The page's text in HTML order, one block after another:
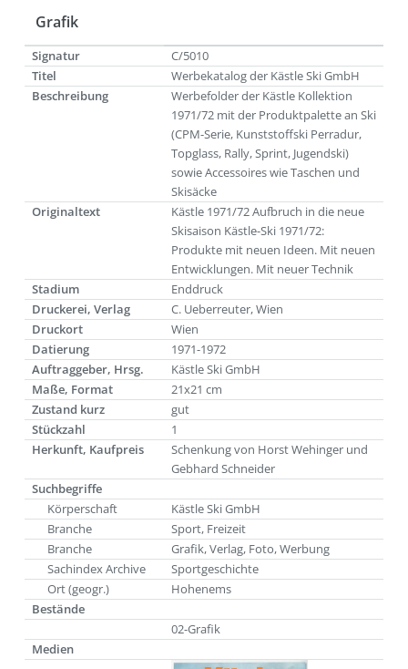
Grafik
Signatur
C/5010
Titel
Werbekatalog der Kästle Ski GmbH
Beschreibung
Werbefolder der Kästle Kollektion
1971/72 mit der Produktpalette an Ski
(CPM-Serie, Kunststoffski Perradur,
Topglass, Rally, Sprint, Jugendski)
sowie Accessoires wie Taschen und
Skisäcke
Originaltext
Kästle 1971/72 Aufbruch in die neue
Skisaison Kästle-Ski 1971/72:
Produkte mit neuen Ideen. Mit neuen
Entwicklungen. Mit neuer Technik
Stadium
Enddruck
Druckerei, Verlag
C. Ueberreuter, Wien
Druckort
Wien
Datierung
1971-1972
Auftraggeber, Hrsg.
Kästle Ski GmbH
Maße, Format
21x21 cm
Zustand kurz
gut
Stückzahl
1
Herkunft, Kaufpreis
Schenkung von Horst Wehinger und
Gebhard Schneider
Suchbegriffe
Körperschaft
Kästle Ski GmbH
Branche
Sport, Freizeit
Branche
Grafik, Verlag, Foto, Werbung
Sachindex Archive
Sportgeschichte
Ort (geogr.)
Hohenems
Bestände
02-Grafik
Medien